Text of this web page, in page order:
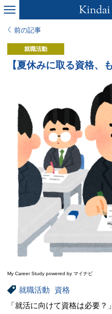
前の記事
就職活動
【夏休みに取る資格、
My Career Study powered by マイナビ
就職活動
資格
「就活に向けて資格は必要